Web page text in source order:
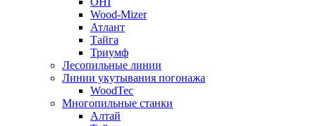
Wood-Mizer
Атлант
Тайга
Триумф
Лесопильные линии
Линии укутывания погонажа
WoodTec
Многопильные станки
Алтай